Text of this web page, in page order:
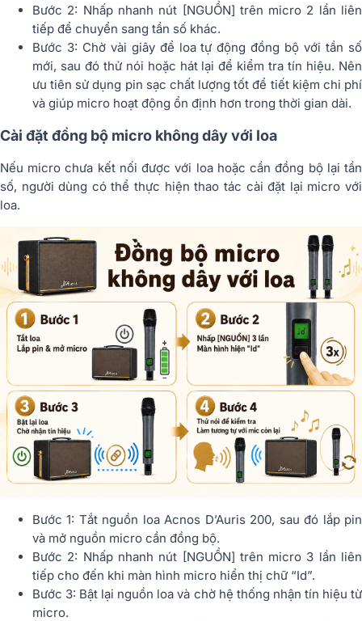
Bước 2: Nhấp nhanh nút [NGUỒN] trên micro 2 lần liên
tiếp để chuyển sang tần số khác.
Bước 3: Chờ vài giây để loa tự động đồng bộ với tần số
mới, sau đó thử nói hoặc hát lại để kiểm tra tín hiệu. Nên
ưu tiên sử dụng pin sạc chất lượng tốt để tiết kiệm chi phí
và giúp micro hoạt động ổn định hơn trong thời gian dài.
Cài đặt đồng bộ micro không dây với loa
Nếu micro chưa kết nối được với loa hoặc cần đồng bộ lại tần
số, người dùng có thể thực hiện thao tác cài đặt lại micro với
loa.
Bước 1: Tắt nguồn loa Acnos D’Auris 200, sau đó lắp pin
và mở nguồn micro cần đồng bộ.
Bước 2: Nhấp nhanh nút [NGUỒN] trên micro 3 lần liên
tiếp cho đến khi màn hình micro hiển thị chữ “Id”.
Bước 3: Bật lại nguồn loa và chờ hệ thống nhận tín hiệu từ
micro.